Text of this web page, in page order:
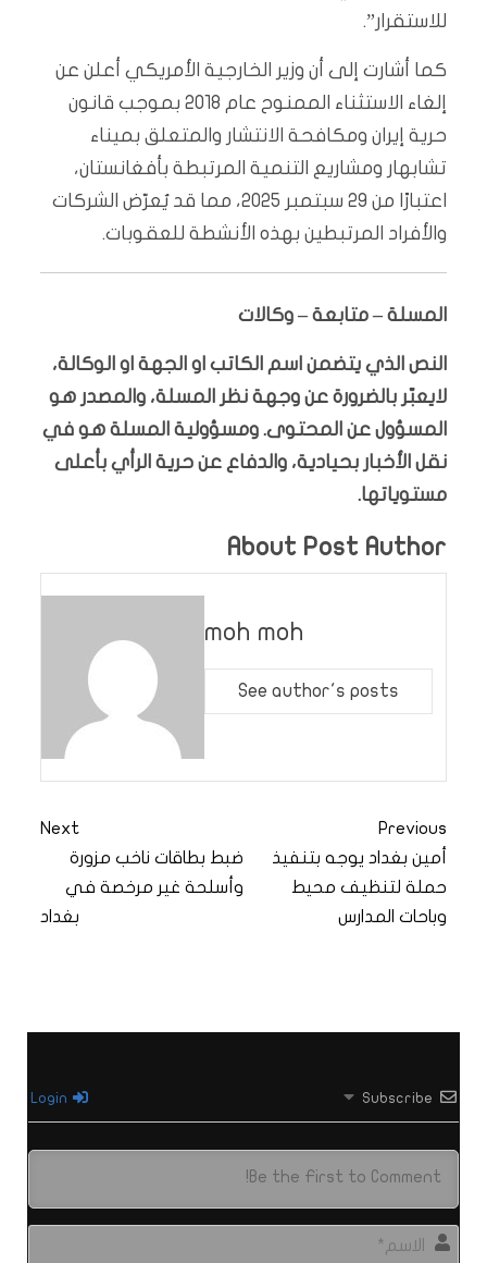
للاستقرار”.
كما أشارت إلى أن وزير الخارجية الأمريكي أعلن عن
إلغاء الاستثناء الممنوح عام 2018 بموجب قانون
حرية إيران ومكافحة الانتشار والمتعلق بميناء
تشابهار ومشاريع التنمية المرتبطة بأفغانستان،
اعتبارًا من 29 سبتمبر 2025، مما قد يُعرّض الشركات
والأفراد المرتبطين بهذه الأنشطة للعقوبات.
المسلة – متابعة – وكالات
النص الذي يتضمن اسم الكاتب او الجهة او الوكالة،
لايعبّر بالضرورة عن وجهة نظر المسلة، والمصدر هو
المسؤول عن المحتوى. ومسؤولية المسلة هو في
نقل الأخبار بحيادية، والدفاع عن حرية الرأي بأعلى
مستوياتها.
About Post Author
moh moh
See author's posts
Previous
أمين بغداد يوجه بتنفيذ
حملة لتنظيف محيط
وباحات المدارس
Next
ضبط بطاقات ناخب مزورة
وأسلحة غير مرخصة في
بغداد
Subscribe